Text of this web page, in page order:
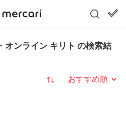
オンライン キリト の検索結
並び替え